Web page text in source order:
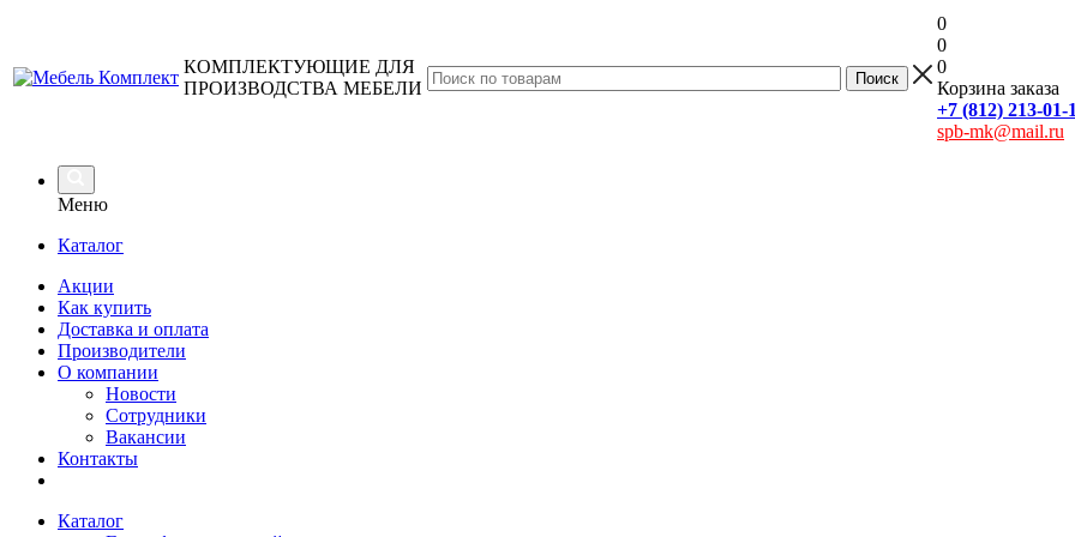
КОМПЛЕКТУЮЩИЕ ДЛЯ
ПРОИЗВОДСТВА МЕБЕЛИ
0
0
0
Корзина заказа
+7 (812) 213-01-
spb-mk@mail.ru
Меню
Каталог
Акции
Как купить
Доставка и оплата
Производители
О компании
Новости
Сотрудники
Вакансии
Контакты
Каталог